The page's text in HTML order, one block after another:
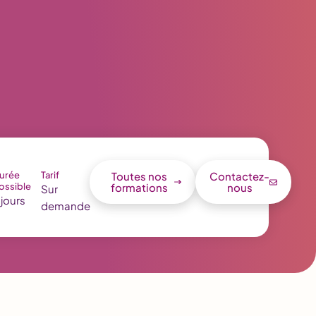
Tarif
Sur
demande
Toutes nos
formations
Contactez-
nous